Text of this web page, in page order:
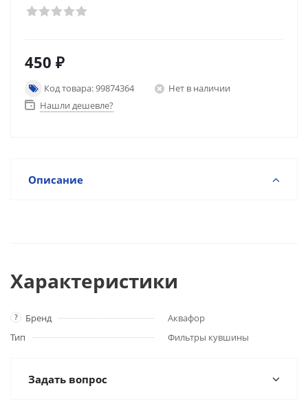
450 ₽
Код товара: 99874364
Нет в наличии
Нашли дешевле?
Описание
Характеристики
? Бренд
Аквафор
Тип
Фильтры кувшины
Задать вопрос